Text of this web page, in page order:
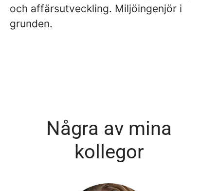
och affärsutveckling. Miljöingenjör i
grunden.
Några av mina
kollegor